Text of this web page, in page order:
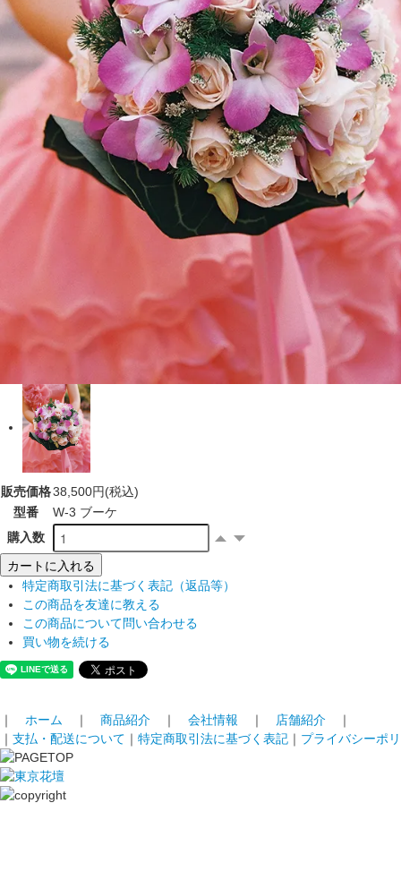
販売価格38,500円(税込)
型番
W-3 ブーケ
購入数
カートに入れる
特定商取引法に基づく表記（返品等）
この商品を友達に教える
この商品について問い合わせる
買い物を続ける
｜ ホーム ｜ 商品紹介 ｜ 会社情報 ｜ 店舗紹介 ｜
｜ 支払・配送について ｜ 特定商取引法に基づく表記 ｜ プライバシーポ